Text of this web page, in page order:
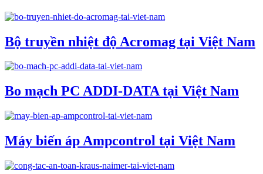
Bộ truyền nhiệt độ Acromag tại Việt Nam
Bo mạch PC ADDI-DATA tại Việt Nam
Máy biến áp Ampcontrol tại Việt Nam